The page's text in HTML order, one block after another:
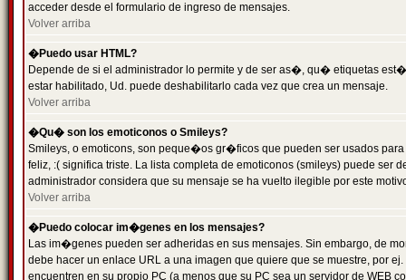
acceder desde el formulario de ingreso de mensajes.
Volver arriba
�Puedo usar HTML?
Depende de si el administrador lo permite y de ser as�, qu� etiquetas
estar habilitado, Ud. puede deshabilitarlo cada vez que crea un mensaje.
Volver arriba
�Qu� son los emoticonos o Smileys?
Smileys, o emoticons, son peque�os gr�ficos que pueden ser usados
feliz, :( significa triste. La lista completa de emoticonos (smileys) puede
administrador considera que su mensaje se ha vuelto ilegible por este
Volver arriba
�Puedo colocar im�genes en los mensajes?
Las im�genes pueden ser adheridas en sus mensajes. Sin embargo, de
debe hacer un enlace URL a una imagen que quiere que se muestre, por
encuentren en su propio PC (a menos que su PC sea un servidor de